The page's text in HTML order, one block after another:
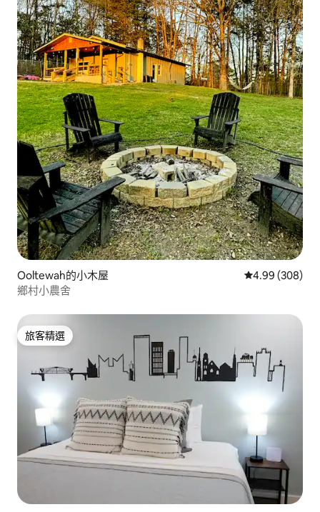
Ooltewah的小木屋 從 308 則評價
4.99 (308)
鄉村小農舍
旅客精選
旅客精選